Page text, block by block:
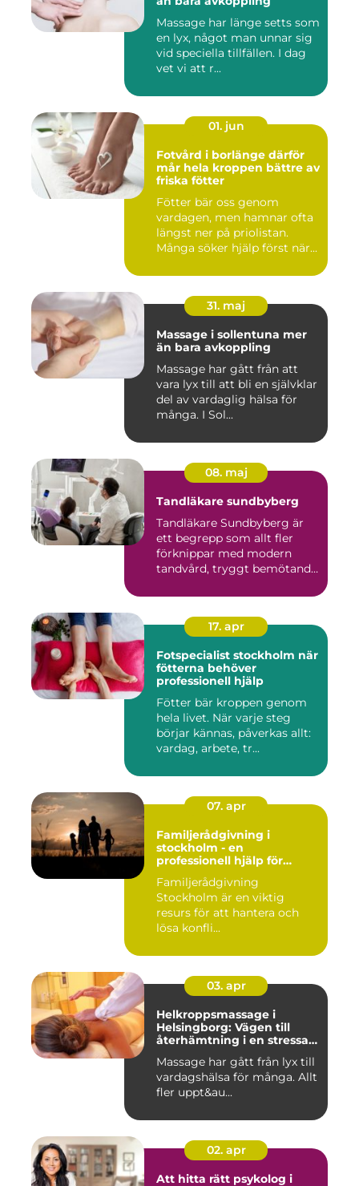
Massage har länge setts som
en lyx, något man unnar sig
vid speciella tillfällen. I dag
vet vi att r...
01. jun
Fotvård i borlänge därför
mår hela kroppen bättre av
friska fötter
Fötter bär oss genom
vardagen, men hamnar ofta
längst ner på priolistan.
Många söker hjälp först när...
31. maj
Massage i sollentuna mer
än bara avkoppling
Massage har gått från att
vara lyx till att bli en självklar
del av vardaglig hälsa för
många. I Sol...
08. maj
Tandläkare sundbyberg
Tandläkare Sundbyberg är
ett begrepp som allt fler
förknippar med modern
tandvård, tryggt bemötande
17. apr
Fotspecialist stockholm när
fötterna behöver
professionell hjälp
Fötter bär kroppen genom
hela livet. När varje steg
börjar kännas, påverkas allt:
vardag, arbete, tr...
07. apr
Familjerådgivning i
stockholm - en
professionell hjälp för
Familjerådgivning
Stockholm är en viktig
resurs för att hantera och
lösa konfli...
03. apr
Helkroppsmassage i
Helsingborg: Vägen till
återhämtning i en stressad
Massage har gått från lyx till
vardagshälsa för många. Allt
fler uppt&au...
02. apr
Att hitta rätt psykolog i